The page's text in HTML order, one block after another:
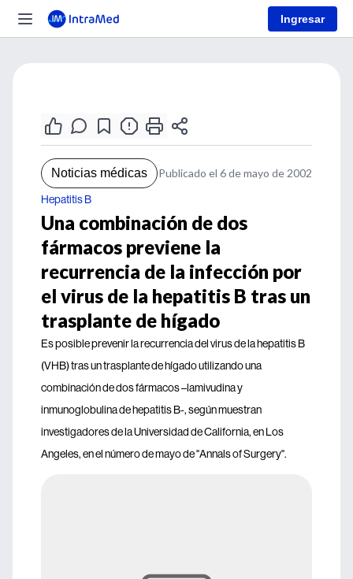
Ingresar
Noticias médicas Publicado el 6 de mayo de 2002
Hepatitis B
Una combinación de dos
fármacos previene la
recurrencia de la infección por
el virus de la hepatitis B tras un
trasplante de hígado
Es posible prevenir la recurrencia del virus de la hepatitis B
(VHB) tras un trasplante de hígado utilizando una
combinación de dos fármacos –lamivudina y
inmunoglobulina de hepatitis B-, según muestran
investigadores de la Universidad de California, en Los
Angeles, en el número de mayo de "Annals of Surgery".